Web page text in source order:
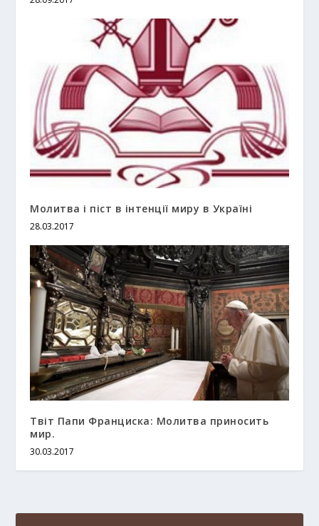
Молитва і піст в інтенції миру в Україні
28.03.2017
Твіт Папи Франциска: Молитва приносить
мир.
30.03.2017